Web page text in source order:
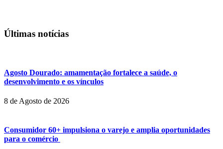
Últimas notícias
Agosto Dourado: amamentação fortalece a saúde, o
desenvolvimento e os vínculos
8 de Agosto de 2026
Consumidor 60+ impulsiona o varejo e amplia oportunidades
para o comércio